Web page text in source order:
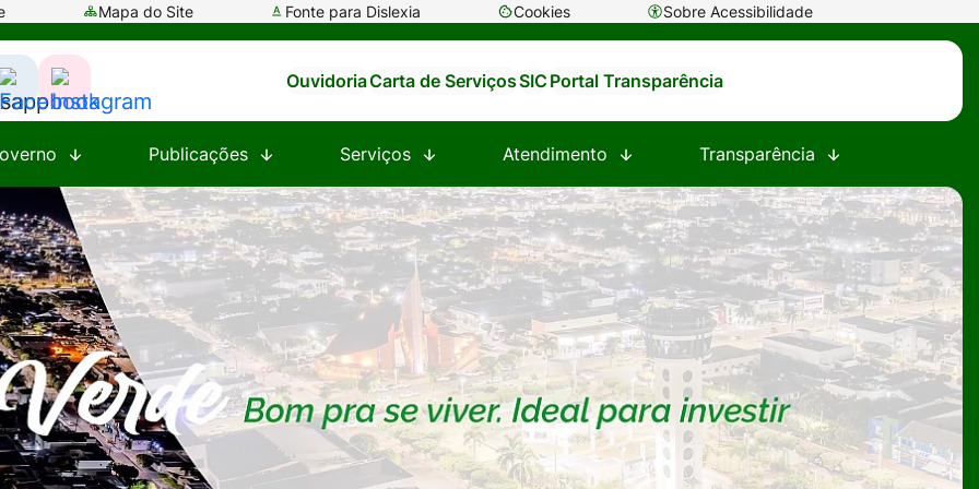
Mapa do Site Fonte para Dislexia Cookies
Abrir
de
cookies
Sobre Acessibilidade
Acessar
a
Rede
Social
Facebook
Acessar
a
Rede
Social
Instagram
OuvidoriaCarta de ServiçosSIC Portal Transparência
Publicações Serviços Atendimento Transparência